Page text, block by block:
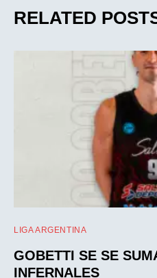
RELATED
LIGA ARGENTINA
GOBETTI SE SE
INFERNALES